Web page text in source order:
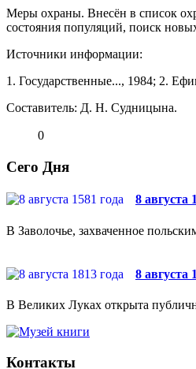
Меры охраны. Внесён в список
состояния популяций, поиск
Источники информации:
1. Государственные..., 1984; 2.
Составитель: Д. Н. Судницына.
0
Сего Дня
8 августа
В Заволочье, захваченное
8 августа
В Великих Луках открыта
Контакты